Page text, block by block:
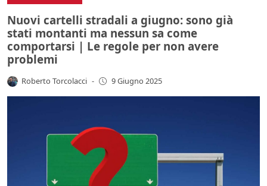
Nuovi cartelli stradali a giugno: sono già
stati montanti ma nessun sa come
comportarsi | Le regole per non avere
problemi
Roberto Torcolacci - 9 Giugno 2025